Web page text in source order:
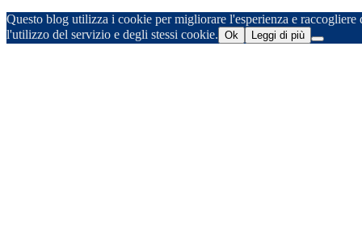
Questo blog utilizza i cookie per migliorare l'esperienza e
l'utilizzo del servizio e degli stessi cookie. Ok Leggi di più